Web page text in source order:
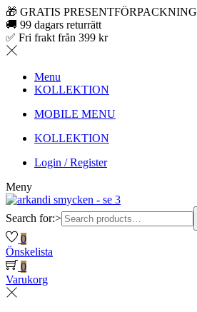
🎁 GRATIS PRESENTFÖRPACKNING
🚚 99 dagars returrätt
✅ Fri frakt från 399 kr
Menu
KOLLEKTION
MOBILE MENU
KOLLEKTION
Login / Register
Meny
Search for:>
0
Önskelista
0
Varukorg